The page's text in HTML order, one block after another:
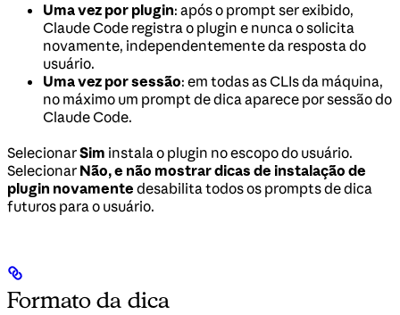
Uma vez por plugin: após o prompt ser exibido,
Claude Code registra o plugin e nunca o solicita
novamente, independentemente da resposta do
usuário.
Uma vez por sessão: em todas as CLIs da máquina,
no máximo um prompt de dica aparece por sessão do
Claude Code.
SelecionarSim instala o plugin no escopo do usuário.
Selecionar Não, e não mostrar dicas de instalação de
plugin novamente desabilita todos os prompts de dica
futuros para o usuário.
Formato da dica